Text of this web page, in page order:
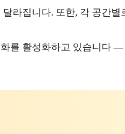
라집니다. 또한, 각 공간별
를 활성화하고 있습니다 —